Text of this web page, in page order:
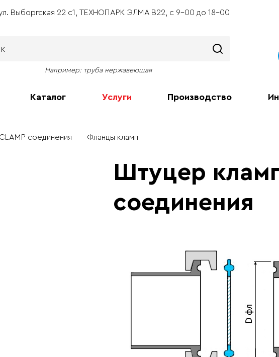
Выборгская 22 с1, ТЕХНОПАРК ЭЛМА В22, с 9-00 до 18-00
Например: труба нержавеющая
Каталог Услуги Производство
CLAMP соединения Фланцы кламп
Штуцер
соединения